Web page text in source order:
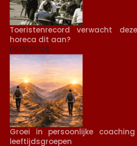
Toeristenrecord verwacht
horeca dit aan?
09/07/2026
Groei in persoonlijke
leeftijdsgroepen